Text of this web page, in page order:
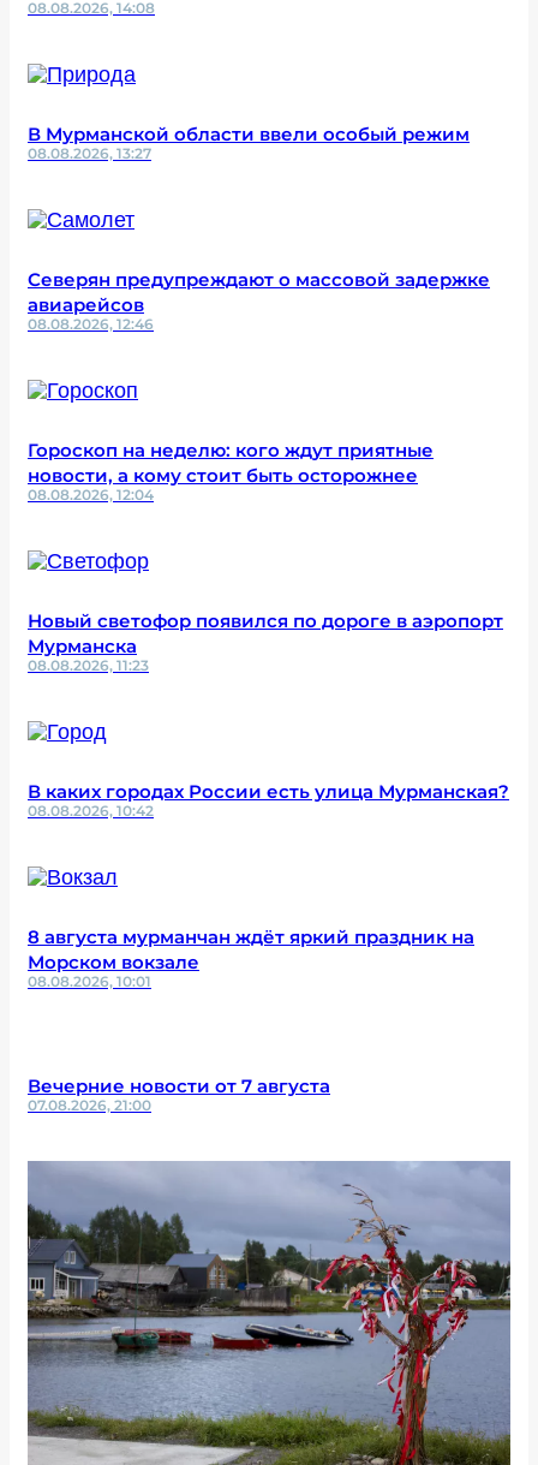
08.08.2026, 14:08
В Мурманской области ввели особый режим
08.08.2026, 13:27
Северян предупреждают о массовой задержке
авиарейсов
08.08.2026, 12:46
Гороскоп на неделю: кого ждут приятные
новости, а кому стоит быть осторожнее
08.08.2026, 12:04
Новый светофор появился по дороге в аэропорт
Мурманска
08.08.2026, 11:23
В каких городах России есть улица Мурманская?
08.08.2026, 10:42
8 августа мурманчан ждёт яркий праздник на
Морском вокзале
08.08.2026, 10:01
Вечерние новости от 7 августа
07.08.2026, 21:00